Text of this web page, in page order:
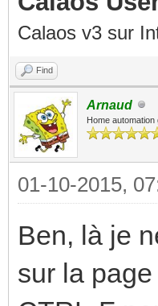
Calaos v3 sur
Find
Arnaud
Home automation
01-10-2015,
Ben, là je
sur la